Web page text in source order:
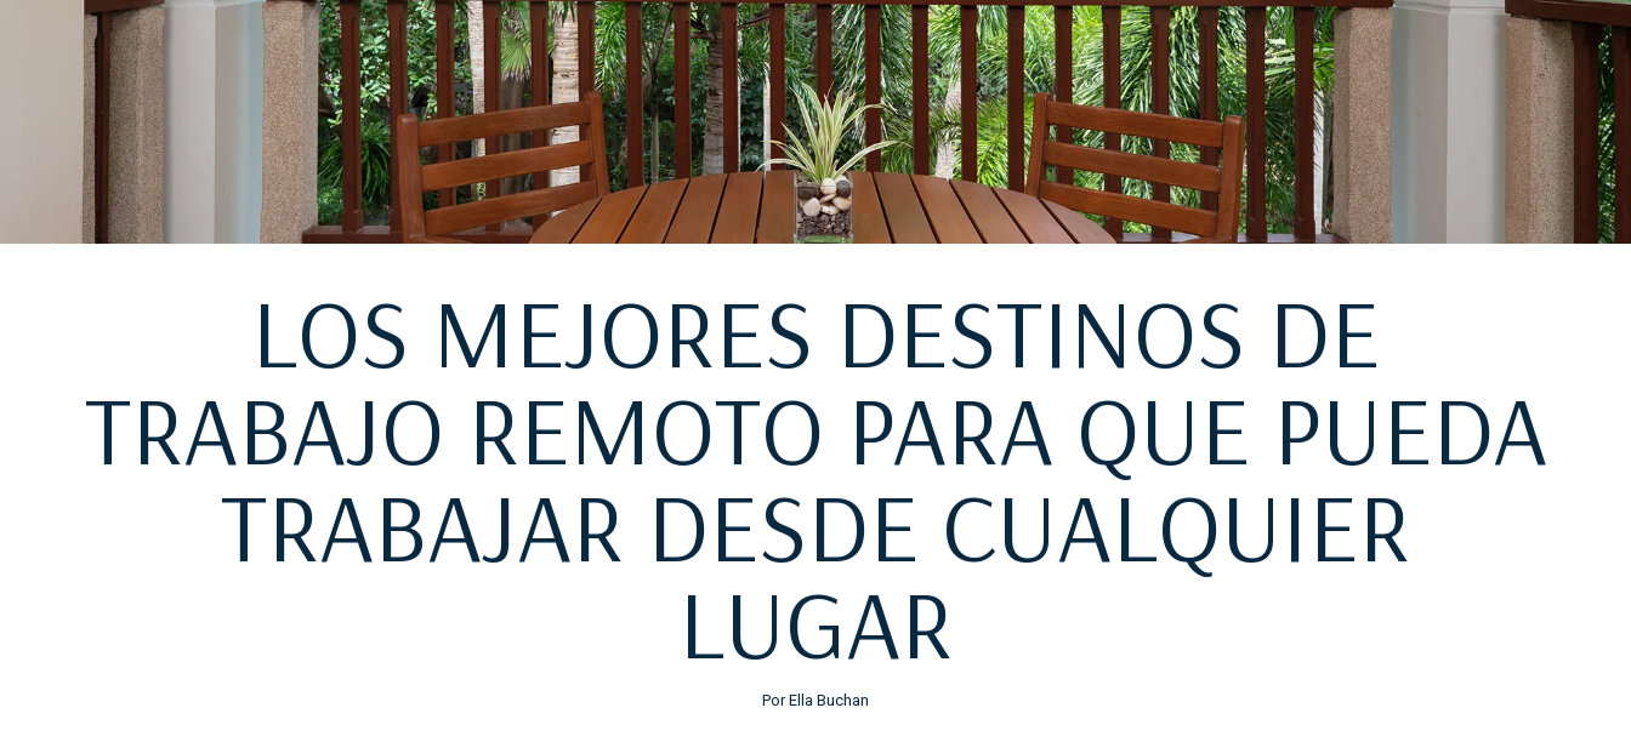
LOS MEJORES DESTINOS DE
TRABAJO REMOTO PARA QUE PUEDA
TRABAJAR DESDE CUALQUIER
LUGAR
Por Ella Buchan